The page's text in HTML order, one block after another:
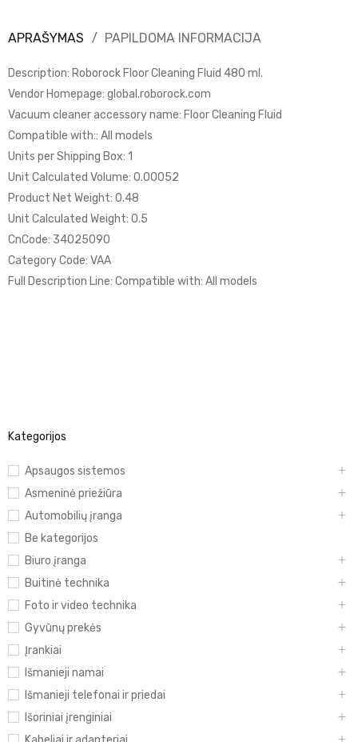
Kategorijos
Apsaugos sistemos
Asmeninė priežiūra
Automobilių įranga
Be kategorijos
Biuro įranga
Buitinė technika
Foto ir video technika
Gyvūnų prekės
Įrankiai
Išmanieji namai
Išmanieji telefonai ir priedai
Išoriniai įrenginiai
APRAŠYMAS PAPILDOMA INFORMACIJA
Description: Roborock Floor Cleaning Fluid 480 ml.
Vendor Homepage: global.roborock.com
Vacuum cleaner accessory name: Floor Cleaning Fluid
Compatible with:: All models
Units per Shipping Box: 1
Unit Calculated Volume: 0.00052
Product Net Weight: 0.48
Unit Calculated Weight: 0.5
CnCode: 34025090
Category Code: VAA
Full Description Line: Compatible with: All models